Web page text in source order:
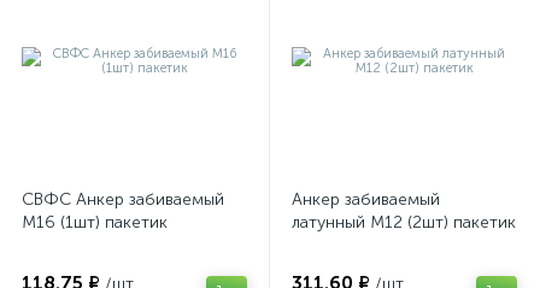
СВФС Анкер забиваемый
М16 (1шт) пакетик
118.75 ₽ /шт
Анкер забиваемый
латунный М12 (2шт) пакетик
311.60 ₽ /шт